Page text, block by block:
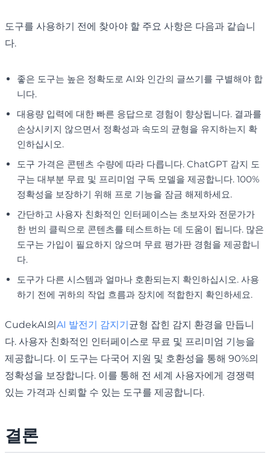
도구를 사용하기 전에 찾아야 할 주요 사항은 다음과 같습니
다.
좋은 도구는 높은 정확도로 AI와 인간의 글쓰기를 구별해야 합
니다.
대용량 입력에 대한 빠른 응답으로 경험이 향상됩니다. 결과를
손상시키지 않으면서 정확성과 속도의 균형을 유지하는지 확
인하십시오.
도구 가격은 콘텐츠 수량에 따라 다릅니다. ChatGPT 감지 도
구는 대부분 무료 및 프리미엄 구독 모델을 제공합니다. 100%
정확성을 보장하기 위해 프로 기능을 잠금 해제하세요.
간단하고 사용자 친화적인 인터페이스는 초보자와 전문가가
한 번의 클릭으로 콘텐츠를 테스트하는 데 도움이 됩니다. 많은
도구는 가입이 필요하지 않으며 무료 평가판 경험을 제공합니
다.
도구가 다른 시스템과 얼마나 호환되는지 확인하십시오. 사용
하기 전에 귀하의 작업 흐름과 장치에 적합한지 확인하세요.
CudekAI의AI 발전기 감지기균형 잡힌 감지 환경을 만듭니
다. 사용자 친화적인 인터페이스로 무료 및 프리미엄 기능을
제공합니다. 이 도구는 다국어 지원 및 호환성을 통해 90%의
정확성을 보장합니다. 이를 통해 전 세계 사용자에게 경쟁력
있는 가격과 신뢰할 수 있는 도구를 제공합니다.
결론